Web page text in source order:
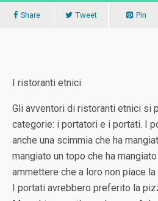
Share Tweet Pin
I ristoranti etnici
Gli avventori di ristoranti etnici si
categorie: i portatori e i portati. I
anche una scimmia che ha
mangiato un topo che ha
ammettere che a loro non piace
I portati avrebbero preferito la